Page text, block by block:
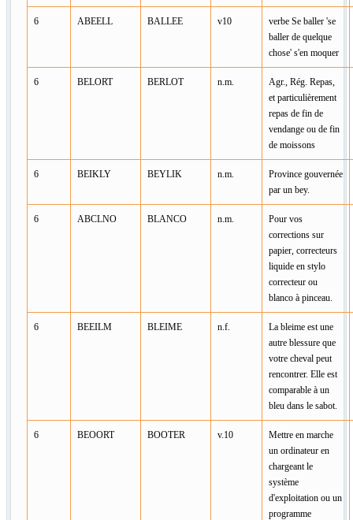
6 ABEELL BALLEE v10
verbe Se baller 'se
baller de quelque
chose' s'en moquer
6 BELORT BERLOT n.m.
Agr., Rég. Repas,
et particulièrement
repas de fin de
vendange ou de fin
de moissons
6 BEIKLY BEYLIK n.m.
Province gouvernée
par un bey.
6 ABCLNO BLANCO n.m.
Pour vos
corrections sur
papier, correcteurs
liquide en stylo
correcteur ou
blanco à pinceau.
6 BEEILM BLEIME n.f.
La bleime est une
autre blessure que
votre cheval peut
rencontrer. Elle est
comparable à un
bleu dans le sabot.
6 BEOORT BOOTER v.10
Mettre en marche
un ordinateur en
chargeant le
système
d'exploitation ou un
programme